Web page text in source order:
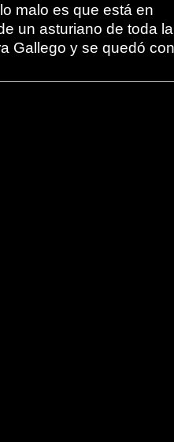
malo es que está en
un asturiano de toda
Gallego y se quedó